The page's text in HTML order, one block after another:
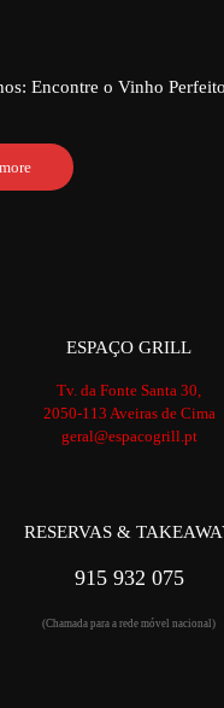
Encontre o Vinho
ESPAÇO GRILL
Tv. da Fonte Santa 30,
2050-113 Aveiras de Cima
geral@espacogrill.pt
RESERVAS &
915 932 075
(Chamada para a rede móvel nacional)